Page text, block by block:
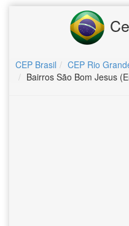
CEP Brasil
CEP Rio
Bairros São Bom Jesus